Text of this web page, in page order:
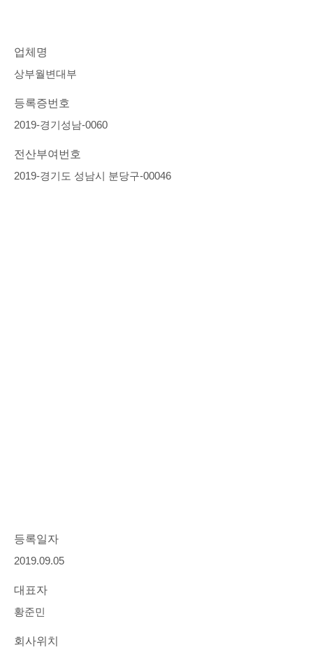
업체명
상부월변대부
등록증번호
2019-경기성남-0060
전산부여번호
2019-경기도 성남시 분당구-00046
등록일자
2019.09.05
대표자
황준민
회사위치